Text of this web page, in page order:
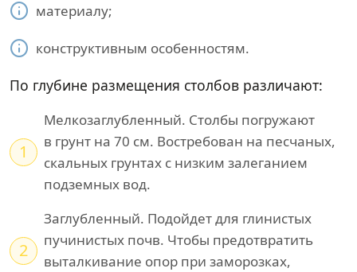
материалу;
конструктивным особенностям.
По глубине размещения столбов различают:
1
Мелкозаглубленный. Столбы погружают
в грунт на 70 см. Востребован на песчаных,
скальных грунтах с низким залеганием
подземных вод.
2
Заглубленный. Подойдет для глинистых
пучинистых почв. Чтобы предотвратить
выталкивание опор при заморозках,